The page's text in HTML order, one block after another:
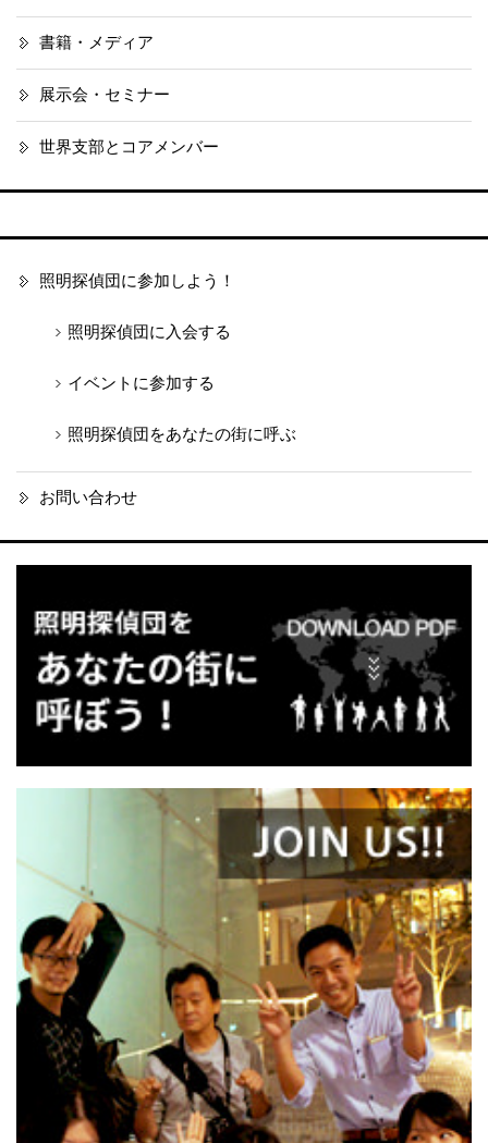
書籍・メディア
展示会・セミナー
世界支部とコアメンバー
照明探偵団に参加しよう！
照明探偵団に入会する
イベントに参加する
照明探偵団をあなたの街に呼ぶ
お問い合わせ